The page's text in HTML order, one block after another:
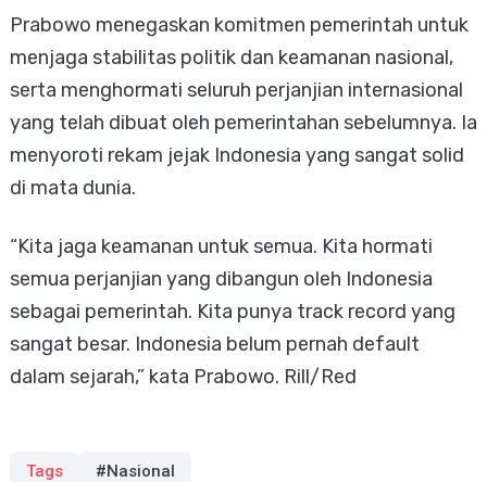
Prabowo menegaskan komitmen pemerintah untuk
menjaga stabilitas politik dan keamanan nasional,
serta menghormati seluruh perjanjian internasional
yang telah dibuat oleh pemerintahan sebelumnya. Ia
menyoroti rekam jejak Indonesia yang sangat solid
di mata dunia.
“Kita jaga keamanan untuk semua. Kita hormati
semua perjanjian yang dibangun oleh Indonesia
sebagai pemerintah. Kita punya track record yang
sangat besar. Indonesia belum pernah default
dalam sejarah,” kata Prabowo. Rill/Red
Tags #Nasional